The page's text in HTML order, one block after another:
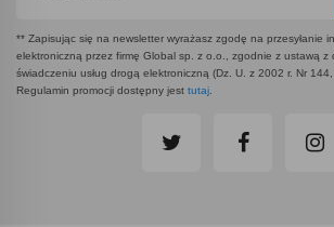
** Zapisując się na newsletter wyrażasz zgodę na przesyłanie
elektroniczną przez firmę Global sp. z o.o., zgodnie z ustawą z
świadczeniu usług drogą elektroniczną (Dz. U. z 2002 r. Nr
Regulamin promocji dostępny jest tutaj